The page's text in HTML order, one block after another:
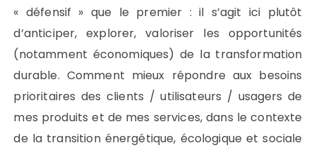
« défensif » que le premier : il s’agit ici plutôt
d’anticiper, explorer, valoriser les opportunités
(notamment économiques) de la transformation
durable. Comment mieux répondre aux besoins
prioritaires des clients / utilisateurs / usagers de
mes produits et de mes services, dans le contexte
de la transition énergétique, écologique et sociale